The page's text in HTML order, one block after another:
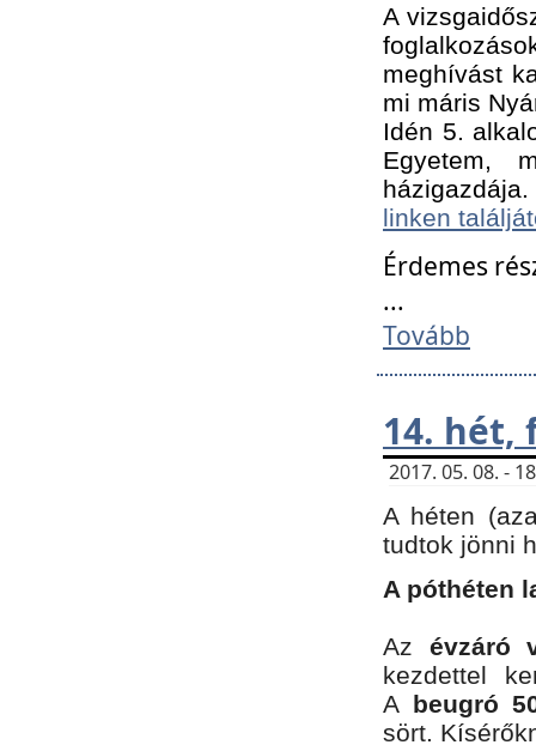
A
meghívást
mi máris
Idén 5.
Egyetem,
linken
Érdemes
...
Tovább
14. hét,
2017. 05. 08. -
A héten
tudtok jönni
A póthéten
Az évzáró
kezdettel
A beugró
sört.